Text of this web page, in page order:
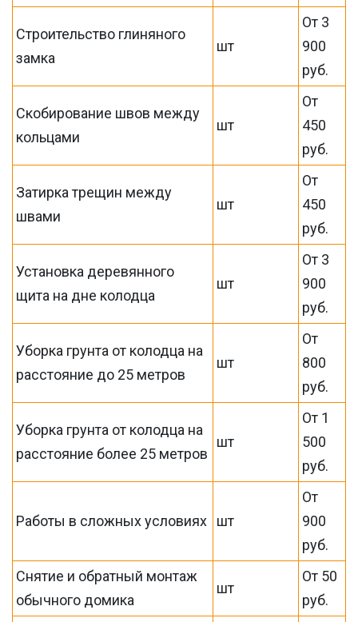
Строительство глиняного
замка
шт
От 3
900
руб.
Скобирование швов между
кольцами
шт
От
450
руб.
Затирка трещин между
швами
шт
От
450
руб.
Установка деревянного
щита на дне колодца
шт
От 3
900
руб.
Уборка грунта от колодца на
расстояние до 25 метров
шт
От
800
руб.
Уборка грунта от колодца на
расстояние более 25 метров
шт
От 1
500
руб.
Работы в сложных условиях шт
От
900
руб.
Снятие и обратный монтаж
обычного домика
шт
От 50
руб.